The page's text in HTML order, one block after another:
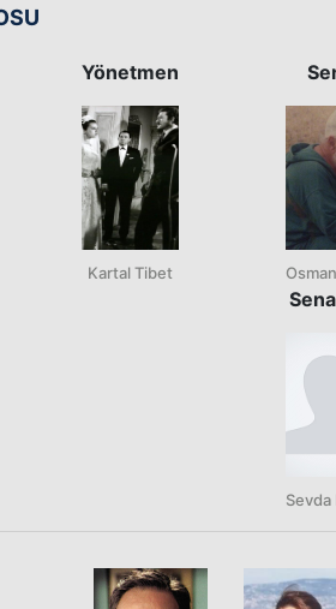
Yönetmen
Kartal Tibet
Sevda